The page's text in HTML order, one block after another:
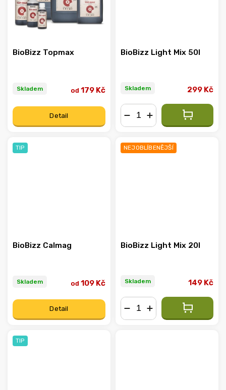
BioBizz Topmax
Skladem od 179 Kč
Detail
BioBizz Light Mix 50l
Skladem 299 Kč
TIP
BioBizz Calmag
Skladem od 109 Kč
Detail
NEJOBLÍBENĚJŠÍ
BioBizz Light Mix 20l
Skladem 149 Kč
TIP